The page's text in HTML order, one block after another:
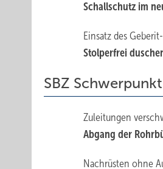
Schallschutz im
Einsatz des
Stolperfrei
SBZ Schwerpunkt
Zuleitungen
Abgang der
Nachrüsten ohne